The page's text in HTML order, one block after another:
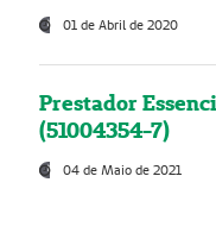
01 de Abril de 2020
Prestador
(51004354-7)
04 de Maio de 2021